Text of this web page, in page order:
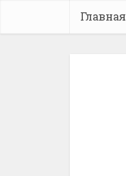
Главная